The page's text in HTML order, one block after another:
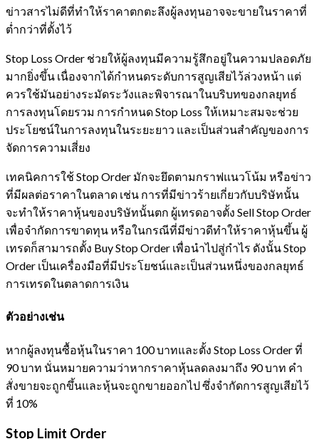
ข่าวสารไม่ดีที่ทำให้ราคาตกตะลึงผู้ลงทุนอาจจะขายในราคาที่
ต่ำกว่าที่ตั้งไว้
Stop Loss Order ช่วยให้ผู้ลงทุนมีความรู้สึกอยู่ในความปลอดภัย
มากยิ่งขึ้น เนื่องจากได้กำหนดระดับการสูญเสียไว้ล่วงหน้า แต่
ควรใช้มันอย่างระมัดระวังและพิจารณาในบริบทของกลยุทธ์
การลงทุนโดยรวม การกำหนด Stop Loss ให้เหมาะสมจะช่วย
ประโยชน์ในการลงทุนในระยะยาว และเป็นส่วนสำคัญของการ
จัดการความเสี่ยง
เทคนิคการใช้ Stop Order มักจะยึดตามกราฟแนวโน้ม หรือข่าว
ที่มีผลต่อราคาในตลาด เช่น การที่มีข่าวร้ายเกี่ยวกับบริษัทนั้น
จะทำให้ราคาหุ้นของบริษัทนั้นตก ผู้เทรดอาจตั้ง Sell Stop Order
เพื่อจำกัดการขาดทุน หรือในกรณีที่มีข่าวดีทำให้ราคาหุ้นขึ้น ผู้
เทรดก็สามารถตั้ง Buy Stop Order เพื่อนำไปสู่กำไร ดังนั้น Stop
Order เป็นเครื่องมือที่มีประโยชน์และเป็นส่วนหนึ่งของกลยุทธ์
การเทรดในตลาดการเงิน
ตัวอย่างเช่น
หากผู้ลงทุนซื้อหุ้นในราคา 100 บาทและตั้ง Stop Loss Order ที่
90 บาท นั่นหมายความว่าหากราคาหุ้นลดลงมาถึง 90 บาท คำ
สั่งขายจะถูกขึ้นและหุ้นจะถูกขายออกไป ซึ่งจำกัดการสูญเสียไว้
ที่ 10%
Stop Limit Order